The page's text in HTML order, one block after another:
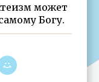
может
Богу.